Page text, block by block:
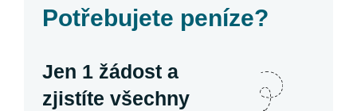
Potřebujete peníze?
Jen 1 žádost a
zjistíte všechny